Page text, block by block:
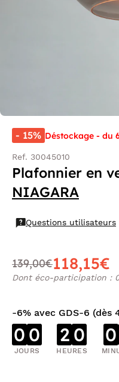
- 15% Déstockage - du
Ref. 30045010
Plafonnier en
NIAGARA
Questions utilisateurs
139,00€118,15€
Dont éco-participation :
-6% avec GDS-6 (dès
0 0
JOURS
2 0
HEURES
0